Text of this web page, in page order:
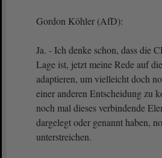
Gordon Köhler (AfD):
Ja. - Ich denke schon, dass die
Lage ist, jetzt meine Rede auf
adaptieren, um vielleicht doch
einer anderen Entscheidung zu
noch mal dieses verbindende
dargelegt oder genannt haben,
unterstreichen.